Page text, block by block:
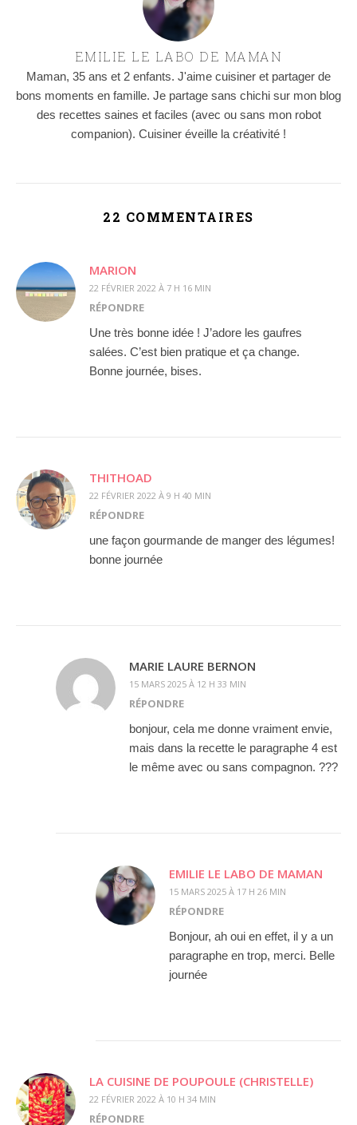
EMILIE LE LABO DE MAMAN
Maman, 35 ans et 2 enfants. J'aime cuisiner et partager de
bons moments en famille. Je partage sans chichi sur mon blog
des recettes saines et faciles (avec ou sans mon robot
companion). Cuisiner éveille la créativité !
22 COMMENTAIRES
MARION
22 FÉVRIER 2022 À 7 H 16 MIN
RÉPONDRE
Une très bonne idée ! J’adore les gaufres
salées. C’est bien pratique et ça change.
Bonne journée, bises.
THITHOAD
22 FÉVRIER 2022 À 9 H 40 MIN
RÉPONDRE
une façon gourmande de manger des légumes!
bonne journée
MARIE LAURE BERNON
15 MARS 2025 À 12 H 33 MIN
RÉPONDRE
bonjour, cela me donne vraiment envie,
mais dans la recette le paragraphe 4 est
le même avec ou sans compagnon. ???
EMILIE LE LABO DE MAMAN
15 MARS 2025 À 17 H 26 MIN
RÉPONDRE
Bonjour, ah oui en effet, il y a un
paragraphe en trop, merci. Belle
journée
LA CUISINE DE POUPOULE (CHRISTELLE)
22 FÉVRIER 2022 À 10 H 34 MIN
RÉPONDRE